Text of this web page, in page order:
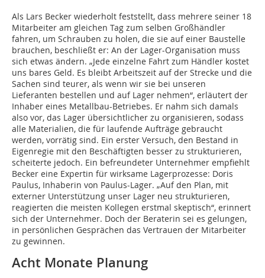
Als Lars Becker wiederholt feststellt, dass mehrere seiner 18
Mitarbeiter am gleichen Tag zum selben Großhändler
fahren, um Schrauben zu holen, die sie auf einer Baustelle
brauchen, beschließt er: An der Lager-Organisation muss
sich etwas ändern. „Jede einzelne Fahrt zum Händler kostet
uns bares Geld. Es bleibt Arbeitszeit auf der Strecke und die
Sachen sind teurer, als wenn wir sie bei unseren
Lieferanten bestellen und auf Lager nehmen“, erläutert der
Inhaber eines Metallbau-Betriebes. Er nahm sich damals
also vor, das Lager übersichtlicher zu organisieren, sodass
alle Materialien, die für laufende Aufträge gebraucht
werden, vorrätig sind. Ein erster Versuch, den Bestand in
Eigenregie mit den Beschäftigten besser zu strukturieren,
scheiterte jedoch. Ein befreundeter Unternehmer empfiehlt
Becker eine Expertin für wirksame Lagerprozesse: Doris
Paulus, Inhaberin von Paulus-Lager. „Auf den Plan, mit
externer Unterstützung unser Lager neu strukturieren,
reagierten die meisten Kollegen erstmal skeptisch“, erinnert
sich der Unternehmer. Doch der Beraterin sei es gelungen,
in persönlichen Gesprächen das Vertrauen der Mitarbeiter
zu gewinnen.
Acht Monate Planung